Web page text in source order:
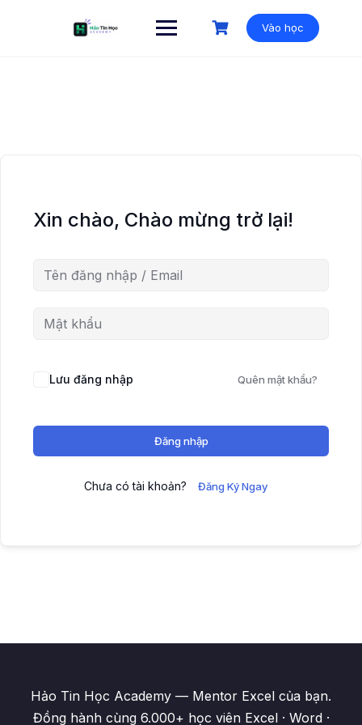
Vào học
Xin chào, Chào mừng trở lại!
Lưu đăng nhập Quên mật khẩu?
Đăng nhập
Chưa có tài khoản? Đăng Ký Ngay
Hảo Tin Học Academy — Mentor Excel của bạn.
Đồng hành cùng 6.000+ học viên Excel · Word ·